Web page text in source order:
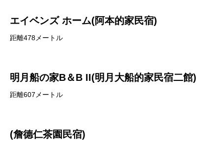
エイベンズ ホーム(阿本的家民宿)
距離478メートル
明月船の家B＆B II(明月大船的家民宿二館)
距離607メートル
(詹德仁茶園民宿)